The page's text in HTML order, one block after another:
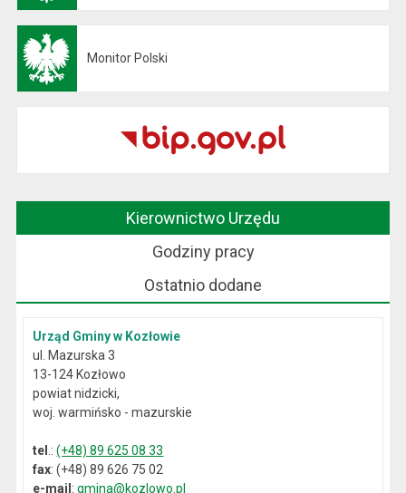
Monitor Polski
Kierownictwo Urzędu
Godziny pracy
Ostatnio dodane
Urząd Gminy w Kozłowie
ul. Mazurska 3
13-124 Kozłowo
powiat nidzicki,
woj. warmińsko - mazurskie
tel .:(+48) 89 625 08 33
fax: (+48) 89 626 75 02
e-mail:gmina@kozlowo.pl